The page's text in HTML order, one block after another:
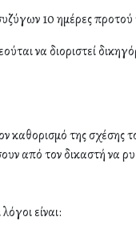
10 ημέρες
να διοριστεί
καθορισμό της
από τον δικαστή να
είναι: